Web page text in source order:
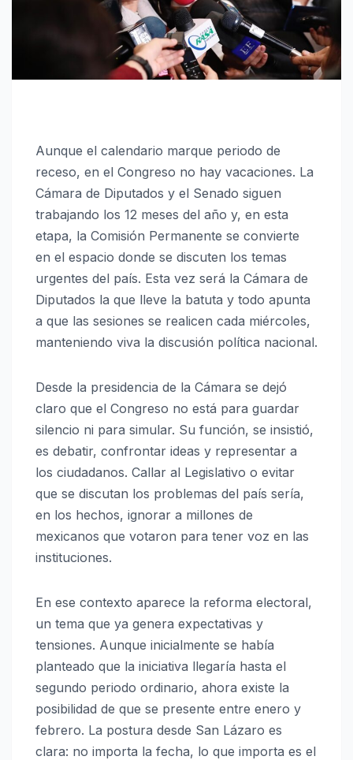
Aunque el calendario marque periodo de
receso, en el Congreso no hay vacaciones. La
Cámara de Diputados y el Senado siguen
trabajando los 12 meses del año y, en esta
etapa, la Comisión Permanente se convierte
en el espacio donde se discuten los temas
urgentes del país. Esta vez será la Cámara de
Diputados la que lleve la batuta y todo apunta
a que las sesiones se realicen cada miércoles,
manteniendo viva la discusión política nacional.
Desde la presidencia de la Cámara se dejó
claro que el Congreso no está para guardar
silencio ni para simular. Su función, se insistió,
es debatir, confrontar ideas y representar a
los ciudadanos. Callar al Legislativo o evitar
que se discutan los problemas del país sería,
en los hechos, ignorar a millones de
mexicanos que votaron para tener voz en las
instituciones.
En ese contexto aparece la reforma electoral,
un tema que ya genera expectativas y
tensiones. Aunque inicialmente se había
planteado que la iniciativa llegaría hasta el
segundo periodo ordinario, ahora existe la
posibilidad de que se presente entre enero y
febrero. La postura desde San Lázaro es
clara: no importa la fecha, lo que importa es el